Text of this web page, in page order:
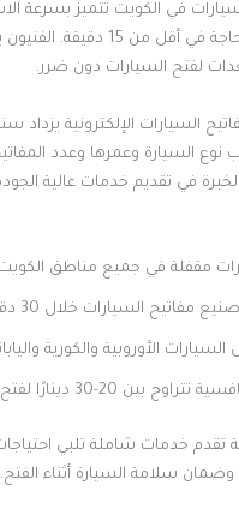
في الكويت تتميز بسرعة
الوصول إلى مكان الحاجة في أقل من
لفتح السيارات دون ضرر.
السيارة وعمرها وعدد
مقفلة في جميع مناطق الكويت
السيارات خلال 30 دقيقة إلى يوم عمل
الأوروبية والكورية
بين 20-30 دينارًا لفتح السيارة
خدمات شاملة تلبي احتياجات
سلامة السيارة أثناء الفتح.